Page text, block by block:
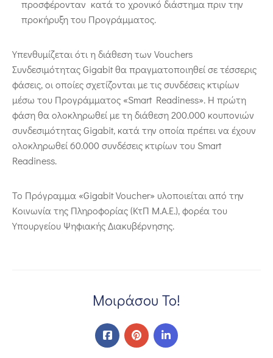
προσφέρονταν κατά το χρονικό διάστημα πριν την
προκήρυξη του Προγράμματος.
Υπενθυμίζεται ότι η διάθεση των Vouchers
Συνδεσιμότητας Gigabit θα πραγματοποιηθεί σε τέσσερις
φάσεις, οι οποίες σχετίζονται με τις συνδέσεις κτιρίων
μέσω του Προγράμματος «Smart Readiness». Η πρώτη
φάση θα ολοκληρωθεί με τη διάθεση 200.000 κουπονιών
συνδεσιμότητας Gigabit, κατά την οποία πρέπει να έχουν
ολοκληρωθεί 60.000 συνδέσεις κτιρίων του Smart
Readiness.
Το Πρόγραμμα «Gigabit Voucher» υλοποιείται από την
Κοινωνία της Πληροφορίας (ΚτΠ Μ.Α.Ε.), φορέα του
Υπουργείου Ψηφιακής Διακυβέρνησης.
Μοιράσου Το!